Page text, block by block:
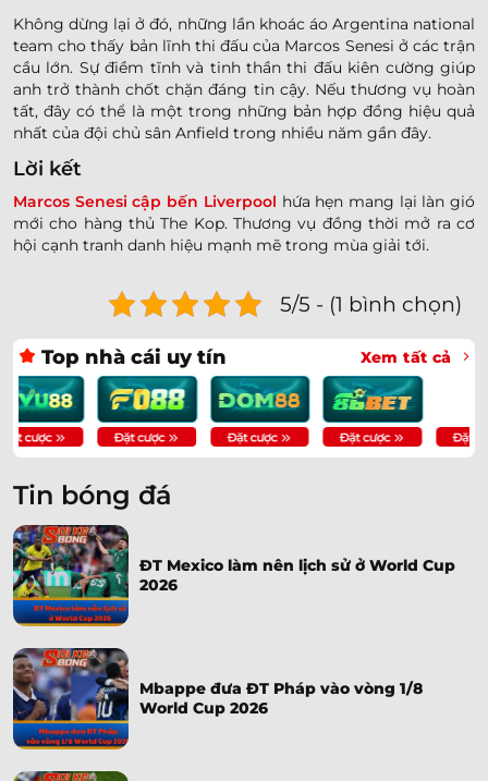
Không dừng lại ở đó, những lần khoác áo Argentina national
team cho thấy bản lĩnh thi đấu của Marcos Senesi ở các trận
cầu lớn. Sự điềm tĩnh và tinh thần thi đấu kiên cường giúp
anh trở thành chốt chặn đáng tin cậy. Nếu thương vụ hoàn
tất, đây có thể là một trong những bản hợp đồng hiệu quả
nhất của đội chủ sân Anfield trong nhiều năm gần đây.
Lời kết
Marcos Senesi cập bến Liverpool hứa hẹn mang lại làn gió
mới cho hàng thủ The Kop. Thương vụ đồng thời mở ra cơ
hội cạnh tranh danh hiệu mạnh mẽ trong mùa giải tới.
5/5 - (1 bình chọn)
Top nhà cái uy tín Xem tất cả
Tin bóng đá
ĐT Mexico làm nên lịch sử ở World Cup
2026
Mbappe đưa ĐT Pháp vào vòng 1/8
World Cup 2026